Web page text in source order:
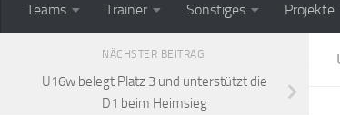
Teams Trainer Sonstiges Projekte
NÄCHSTER BEITRAG
U16w belegt Platz 3 und unterstützt die
D1 beim Heimsieg